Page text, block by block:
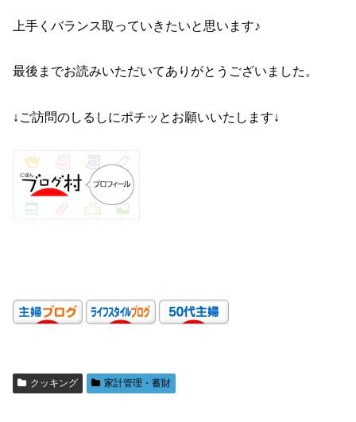
上手くバランス取っていきたいと思います♪
最後までお読みいただいてありがとうございました。
↓ご訪問のしるしにポチッとお願いいたします↓
クッキング 家計管理・蓄財